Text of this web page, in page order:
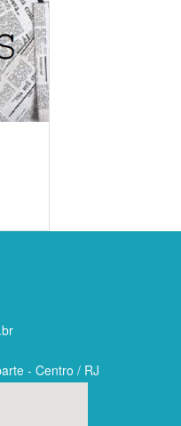
- Centro / RJ